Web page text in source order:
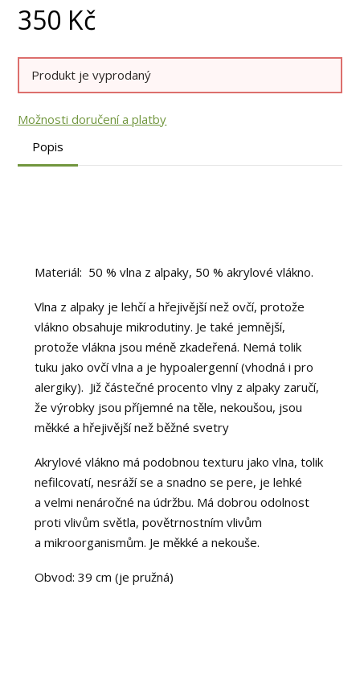
350 Kč
Produkt je vyprodaný
Možnosti doručení a platby
Popis
Materiál: 50 % vlna z alpaky, 50 % akrylové vlákno.
Vlna z alpaky je lehčí a hřejivější než ovčí, protože
vlákno obsahuje mikrodutiny. Je také jemnější,
protože vlákna jsou méně zkadeřená. Nemá tolik
tuku jako ovčí vlna a je hypoalergenní (vhodná i pro
alergiky). Již částečné procento vlny z alpaky zaručí,
že výrobky jsou příjemné na těle, nekoušou, jsou
měkké a hřejivější než běžné svetry
Akrylové vlákno má podobnou texturu jako vlna, tolik
nefilcovatí, nesráží se a snadno se pere, je lehké
a velmi nenáročné na údržbu. Má dobrou odolnost
proti vlivům světla, povětrnostním vlivům
a mikroorganismům. Je měkké a nekouše.
Obvod: 39 cm (je pružná)